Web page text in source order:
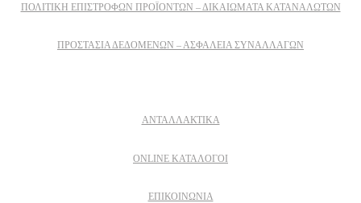
ΠΟΛΙΤΙΚΉ ΕΠΙΣΤΡΟΦΏΝ ΠΡΟΪΌΝΤΩΝ – ΔΙΚΑΙΏΜΑΤΑ ΚΑΤΑΝΑΛΩΤΏΝ
ΠΡΟΣΤΑΣΊΑ ΔΕΔΟΜΈΝΩΝ – ΑΣΦΆΛΕΙΑ ΣΥΝΑΛΛΑΓΏΝ
ΑΝΤΑΛΛΑΚΤΙΚΑ
ONLINE ΚΑΤΑΛΟΓΟΙ
ΕΠΙΚΟΙΝΩΝΙΑ